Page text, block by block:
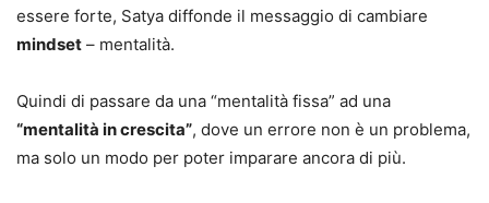
essere forte, Satya diffonde il messaggio di cambiare
mindset – mentalità.
Quindi di passare da una “mentalità fissa” ad una
“mentalità in crescita”, dove un errore non è un problema,
ma solo un modo per poter imparare ancora di più.